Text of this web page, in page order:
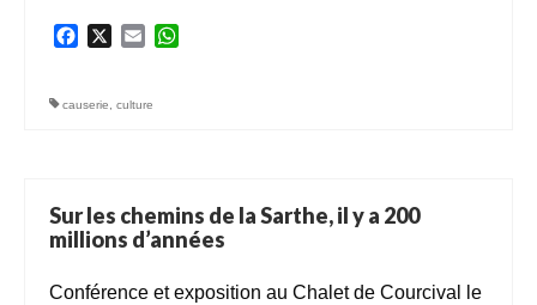
FacebookEmail
causerie culture
Sur les chemins de la Sarthe, il y a 200
millions d’années
Conférence et exposition au Chalet de Courcival le